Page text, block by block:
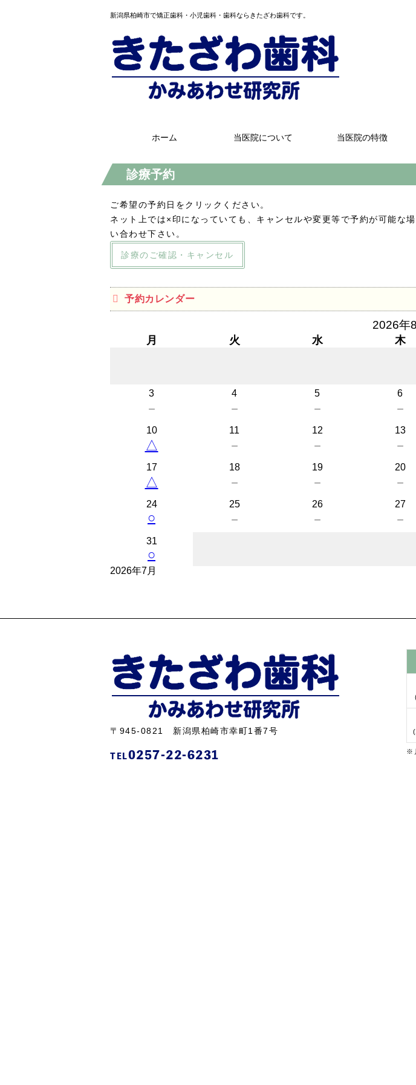
新潟県柏崎市で矯正歯科・小児歯科・歯科ならきたざわ歯科です。
ホーム 当医院について 当医院の特徴
診療予約
ご希望の予約日をクリックください。
ネット上では×印になっていても、キャンセルや変更等で予約が可能な
い合わせ下さい。
診療のご確認・キャンセル
予約カレンダー
2026年
月 火 水 木
3
－
4
－
5
－
6
－
10
△
11
－
12
－
13
－
17
△
18
－
19
－
20
－
24
○
25
－
26
－
27
－
31
○
2026年7月
〒945-0821 新潟県柏崎市幸町1番7号
TEL0257-22-6231 ※